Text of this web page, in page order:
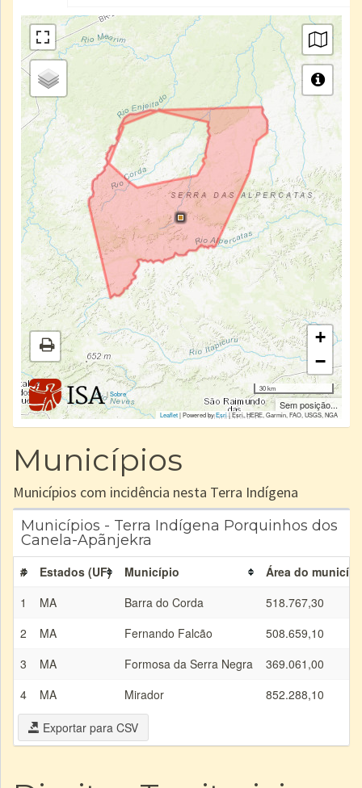
|Sobre
+
−
30 km
Sem posição...
Leaflet| Powered byEsri|Esri, HERE, Garmin, FAO, USGS, NGA
Municípios
Municípios com incidência nesta Terra Indígena
Municípios - Terra Indígena Porquinhos dos
Canela-Apãnjekra
# Estados (UF) Município
Área do
1
MA Barra do Corda
518.767,30
2
MA Fernando Falcão
508.659,10
3
MA Formosa da Serra Negra
369.061,00
4
MA Mirador 852.288,10
Exportar para CSV